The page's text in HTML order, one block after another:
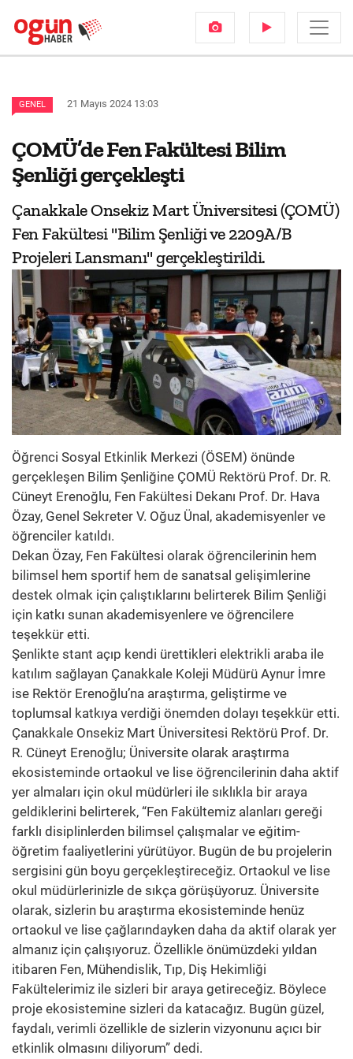
GENEL 21 Mayıs 2024 13:03
ÇOMÜ’de Fen Fakültesi Bilim
Şenliği gerçekleşti
Çanakkale Onsekiz Mart Üniversitesi (ÇOMÜ)
Fen Fakültesi "Bilim Şenliği ve 2209A/B
Projeleri Lansmanı" gerçekleştirildi.
Öğrenci Sosyal Etkinlik Merkezi (ÖSEM) önünde
gerçekleşen Bilim Şenliğine ÇOMÜ Rektörü Prof. Dr. R.
Cüneyt Erenoğlu, Fen Fakültesi Dekanı Prof. Dr. Hava
Özay, Genel Sekreter V. Oğuz Ünal, akademisyenler ve
öğrenciler katıldı.
Dekan Özay, Fen Fakültesi olarak öğrencilerinin hem
bilimsel hem sportif hem de sanatsal gelişimlerine
destek olmak için çalıştıklarını belirterek Bilim Şenliği
için katkı sunan akademisyenlere ve öğrencilere
teşekkür etti.
Şenlikte stant açıp kendi ürettikleri elektrikli araba ile
katılım sağlayan Çanakkale Koleji Müdürü Aynur İmre
ise Rektör Erenoğlu’na araştırma, geliştirme ve
toplumsal katkıya verdiği önemden dolayı teşekkür etti.
Çanakkale Onsekiz Mart Üniversitesi Rektörü Prof. Dr.
R. Cüneyt Erenoğlu; Üniversite olarak araştırma
ekosisteminde ortaokul ve lise öğrencilerinin daha aktif
yer almaları için okul müdürleri ile sıklıkla bir araya
geldiklerini belirterek, “Fen Fakültemiz alanları gereği
farklı disiplinlerden bilimsel çalışmalar ve eğitim-
öğretim faaliyetlerini yürütüyor. Bugün de bu projelerin
sergisini gün boyu gerçekleştireceğiz. Ortaokul ve lise
okul müdürlerinizle de sıkça görüşüyoruz. Üniversite
olarak, sizlerin bu araştırma ekosisteminde henüz
ortaokul ve lise çağlarındayken daha da aktif olarak yer
almanız için çalışıyoruz. Özellikle önümüzdeki yıldan
itibaren Fen, Mühendislik, Tıp, Diş Hekimliği
Fakültelerimiz ile sizleri bir araya getireceğiz. Böylece
proje ekosistemine sizleri da katacağız. Bugün güzel,
faydalı, verimli özellikle de sizlerin vizyonunu açıcı bir
etkinlik olmasını diliyorum” dedi.